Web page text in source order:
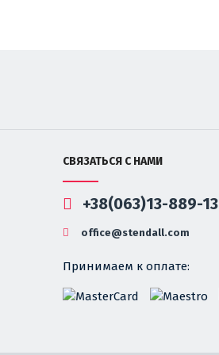
СВЯЗАТЬСЯ С НАМИ
+38(063)13-889-13
office@stendall.com
Принимаем к оплате: